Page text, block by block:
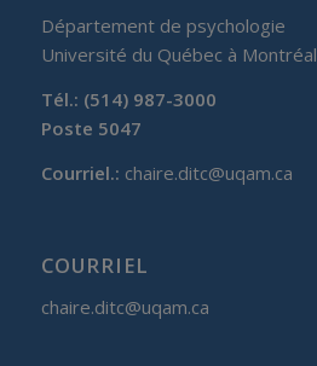
Département de psychologie
Université du Québec à Montréal
Tél.: (514) 987-3000
Poste 5047
Courriel.: chaire.ditc@uqam.ca
COURRIEL
chaire.ditc@uqam.ca